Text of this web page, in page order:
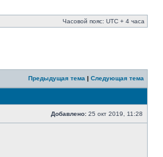
Часовой пояс: UTC + 4 часа
Предыдущая тема | Следующая тема
Добавлено: 25 окт 2019, 11:28